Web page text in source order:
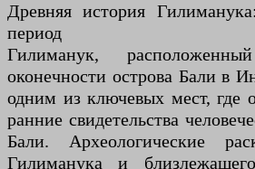
Древняя история
период
Гилиманук,
оконечности острова Бали в
одним из ключевых мест, где
ранние свидетельства
Бали. Археологические
Гилиманука и